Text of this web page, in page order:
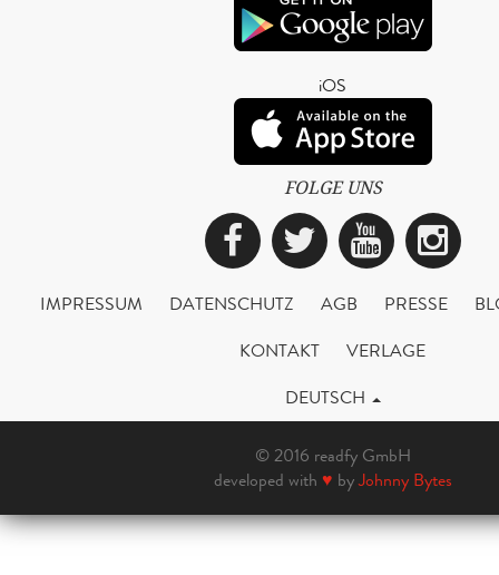
iOS
FOLGE UNS
Facebook
Twitter
IMPRESSUM DATENSCHUTZ AGB PRESSE
KONTAKT
VERLAGE
DEUTSCH
© 2016 readfy GmbH
developed with ♥ byJohnny Bytes